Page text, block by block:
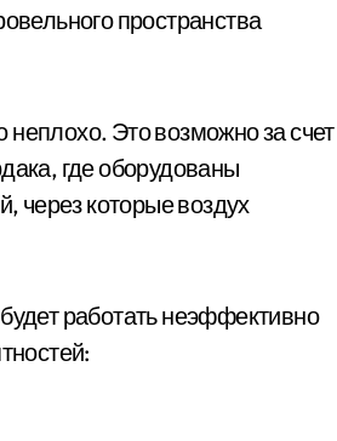
пространства
Это возможно за счет
где оборудованы
через которые воздух
работать неэффективно